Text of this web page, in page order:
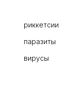
риккетсии
паразиты
вирусы